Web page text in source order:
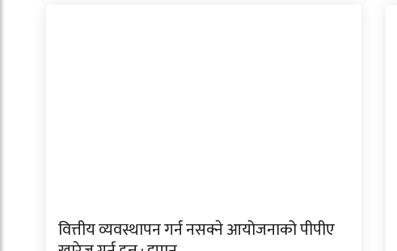
वित्तीय व्यवस्थापन गर्न नसक्ने आयोजनाको पीपीए